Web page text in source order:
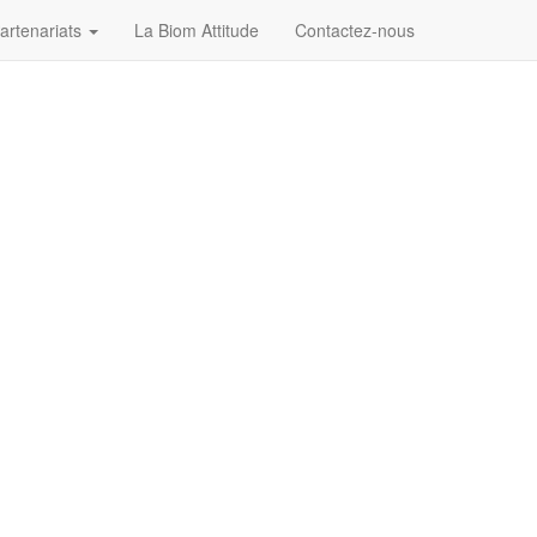
La Biom Attitude Contactez-nous